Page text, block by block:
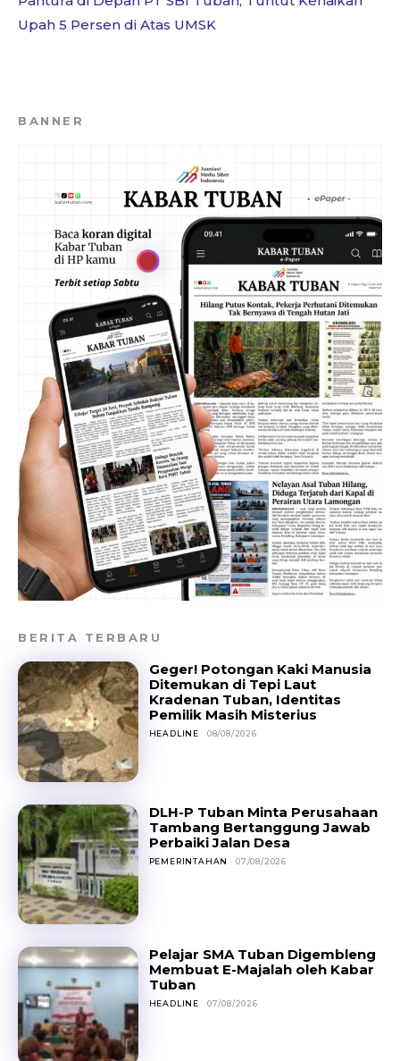
Upah 5 Persen di Atas UMSK
BANNER
BERITA TERBARU
Geger! Potongan Kaki Manusia
Ditemukan di Tepi Laut
Kradenan Tuban, Identitas
Pemilik Masih Misterius
HEADLINE 08/08/2026
DLH-P Tuban Minta Perusahaan
Tambang Bertanggung Jawab
Perbaiki Jalan Desa
PEMERINTAHAN 07/08/2026
Pelajar SMA Tuban Digembleng
Membuat E-Majalah oleh Kabar
Tuban
HEADLINE 07/08/2026